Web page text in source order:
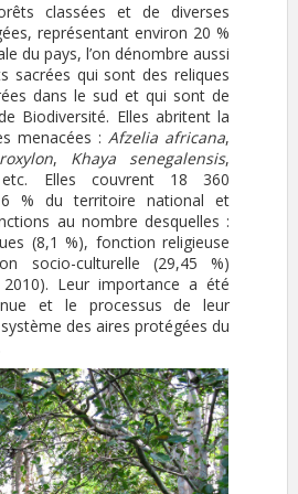
classées et de diverses
représentant environ 20 %
du pays, l’on dénombre aussi
sacrées qui sont des reliques
dans le sud et qui sont de
Biodiversité. Elles abritent la
menacées :Afzelia africana,
, Khaya senegalensis,
Elles couvrent 18 360
% du territoire national et
au nombre desquelles :
(8,1 %), fonction religieuse
socio-culturelle (29,45 %)
Leur importance a été
et le processus de leur
des aires protégées du